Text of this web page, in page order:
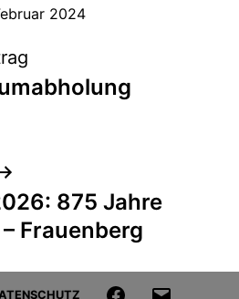
2024
875 Jahre
Frauenberg
FACEBOOK